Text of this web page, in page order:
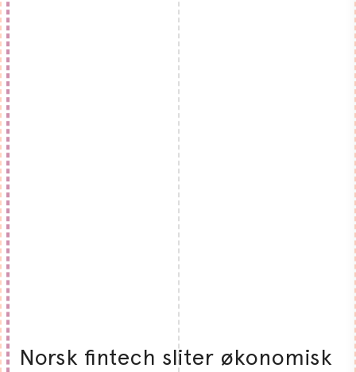
Norsk fintech sliter økonomisk